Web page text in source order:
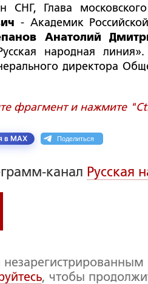
СНГ, Глава
- Академик
Анатолий
народная линия».
директора
фрагмент и нажмите
в MAX Поделиться
канал Русская
, чтобы